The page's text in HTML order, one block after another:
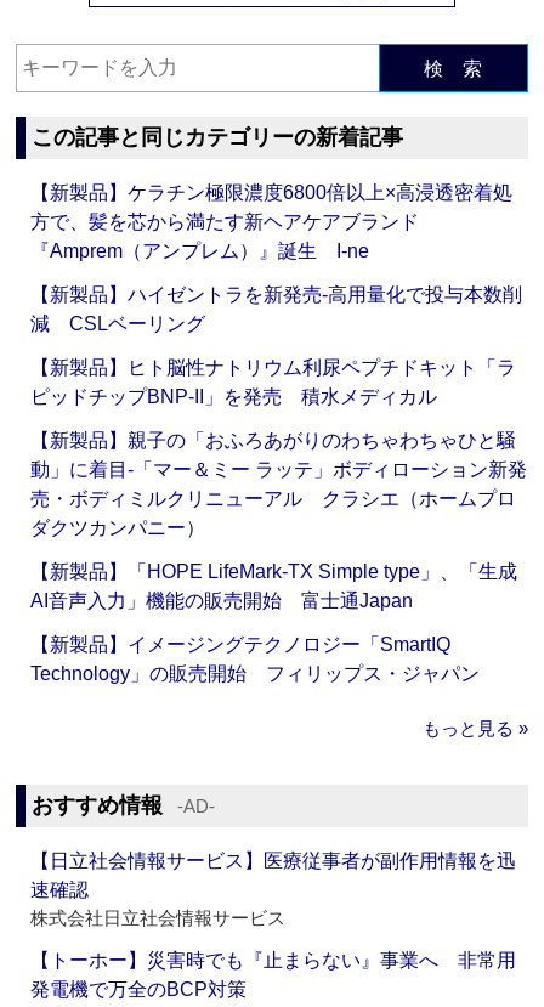
検 索
この記事と同じカテゴリーの新着記事
【新製品】ケラチン極限濃度6800倍以上×高浸透密着処
方で、髪を芯から満たす新ヘアケアブランド
『Amprem（アンプレム）』誕生 I-ne
【新製品】ハイゼントラを新発売‐高用量化で投与本数削
減 CSLベーリング
【新製品】ヒト脳性ナトリウム利尿ペプチドキット「ラ
ピッドチップBNP-II」を発売 積水メディカル
【新製品】親子の「おふろあがりのわちゃわちゃひと騒
動」に着目‐「マー＆ミー ラッテ」ボディローション新発
売・ボディミルクリニューアル クラシエ（ホームプロ
ダクツカンパニー）
【新製品】「HOPE LifeMark-TX Simple type」、「生成
AI音声入力」機能の販売開始 富士通Japan
【新製品】イメージングテクノロジー「SmartIQ
Technology」の販売開始 フィリップス・ジャパン
もっと見る »
おすすめ情報 ‐AD‐
【日立社会情報サービス】医療従事者が副作用情報を迅
速確認
株式会社日立社会情報サービス
【トーホー】災害時でも『止まらない』事業へ 非常用
発電機で万全のBCP対策